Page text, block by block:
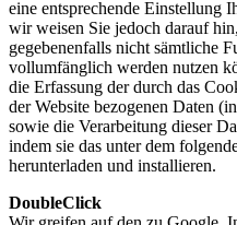
eine entsprechende Einstellung
wir weisen Sie jedoch darauf
gegebenenfalls nicht sämtliche
vollumfänglich werden nutzen
die Erfassung der durch das
der Website bezogenen Daten
sowie die Verarbeitung dieser
indem sie das unter dem
herunterladen und installieren.
DoubleClick